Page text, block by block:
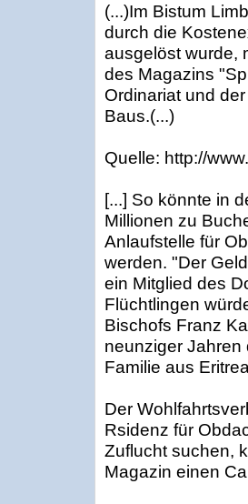
(...)Im Bistum
durch die
ausgelöst wurde,
des Magazins
Ordinariat und
Baus.(...)
Quelle: http://
[...] So könnte in
Millionen zu
Anlaufstelle für
werden. "Der
ein Mitglied des
Flüchtlingen
Bischofs Franz
neunziger
Familie aus
Der
Rsidenz für
Zuflucht suchen,
Magazin einen